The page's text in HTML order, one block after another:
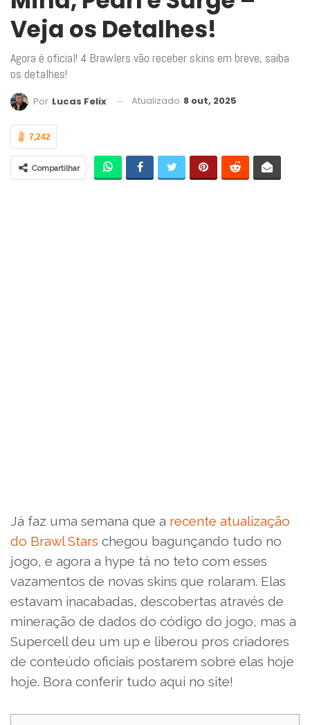
Veja os Detalhes!
Agora é oficial! 4 Brawlers vão receber skins em breve, saiba
os detalhes!
Por Lucas Felix Atualizado 8 out, 2025
7,242
Compartilhar
Já faz uma semana que a recente atualização
do Brawl Stars chegou bagunçando tudo no
jogo, e agora a hype tá no teto com esses
vazamentos de novas skins que rolaram. Elas
estavam inacabadas, descobertas através de
mineração de dados do código do jogo, mas a
Supercell deu um up e liberou pros criadores
de conteúdo oficiais postarem sobre elas hoje
hoje. Bora conferir tudo aqui no site!